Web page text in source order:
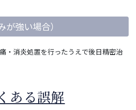
強い場合）
・消炎処置を行ったうえで後日精密治
ある誤解